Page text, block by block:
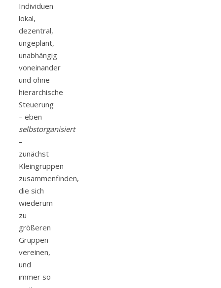
Individuen
lokal,
dezentral,
ungeplant,
unabhängig
voneinander
und ohne
hierarchische
Steuerung
– eben
selbstorganisiert
–
zunächst
Kleingruppen
zusammenfinden,
die sich
wiederum
zu
größeren
Gruppen
vereinen,
und
immer so